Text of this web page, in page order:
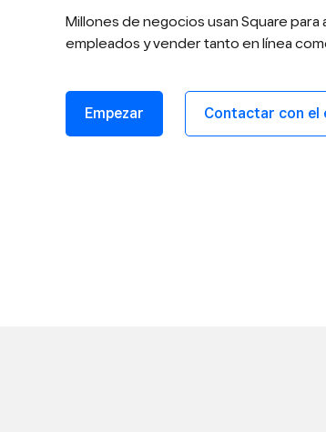
Millones de negocios usan Square
empleados y vender tanto en línea
Empezar Contactar con el